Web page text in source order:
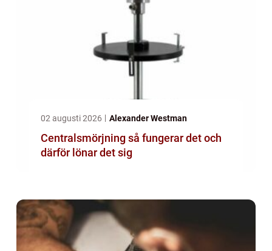
02 augusti 2026 Alexander Westman
Centralsmörjning så fungerar det och
därför lönar det sig